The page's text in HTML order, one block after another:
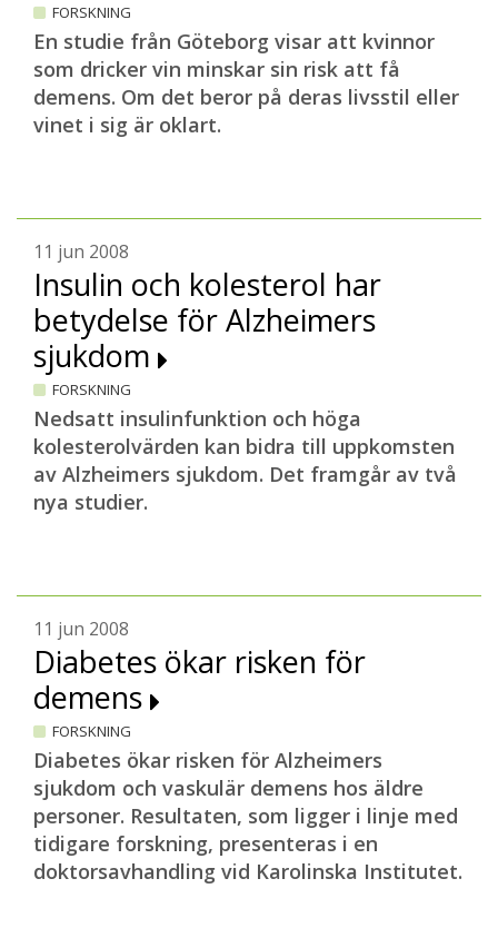
FORSKNING
En studie från Göteborg visar att kvinnor
som dricker vin minskar sin risk att få
demens. Om det beror på deras livsstil eller
vinet i sig är oklart.
11 jun 2008
Insulin och kolesterol har
betydelse för Alzheimers
sjukdom
FORSKNING
Nedsatt insulinfunktion och höga
kolesterolvärden kan bidra till uppkomsten
av Alzheimers sjukdom. Det framgår av två
nya studier.
11 jun 2008
Diabetes ökar risken för
demens
FORSKNING
Diabetes ökar risken för Alzheimers
sjukdom och vaskulär demens hos äldre
personer. Resultaten, som ligger i linje med
tidigare forskning, presenteras i en
doktorsavhandling vid Karolinska Institutet.